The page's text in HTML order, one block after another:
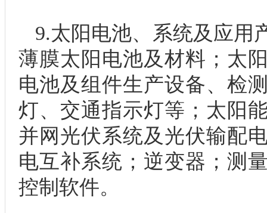
9.太阳电池、系统及应用
薄膜太阳电池及材料；太
电池及组件生产设备、检
灯、交通指示灯等；太阳
并网光伏系统及光伏输配
电互补系统；逆变器；测
控制软件。